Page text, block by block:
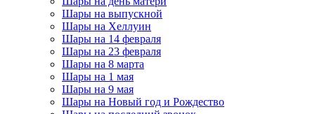
Шары на выпускной
Шары на Хеллуин
Шары на 14 февраля
Шары на 23 февраля
Шары на 8 марта
Шары на 1 мая
Шары на 9 мая
Шары на Новый год и Рождество